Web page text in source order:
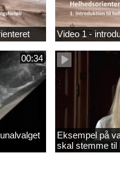
Video 1 -
00:34
Eksempel på
skal stemme til